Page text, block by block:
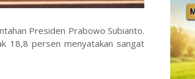
Presiden Prabowo Subianto.
18,8 persen menyatakan sangat